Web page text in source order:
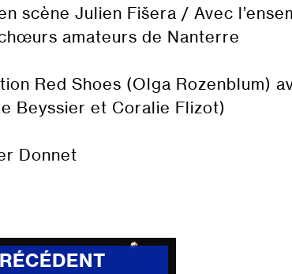
scène Julien Fišera / Avec
amateurs de Nanterre
Red Shoes (Olga Rozenblum)
Beyssier et Coralie Flizot)
Donnet